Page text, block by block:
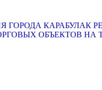
КАРАБУЛАК
ОБЪЕКТОВ НА